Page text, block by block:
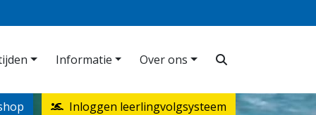
Informatie Over ons
Inloggen leerlingvolgsysteem